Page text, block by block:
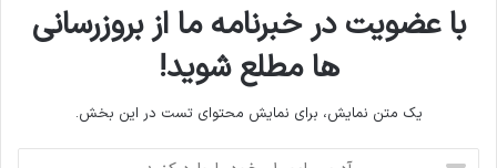
با عضویت در خبرنامه ما از بروزرسانی
ها مطلع شوید!
یک متن نمایش، برای نمایش محتوای تست در این بخش.